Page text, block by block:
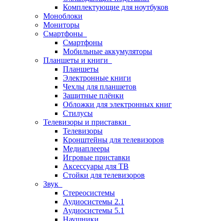
Комплектующие для ноутбуков
Моноблоки
Мониторы
Смартфоны
Смартфоны
Мобильные аккумуляторы
Планшеты и книги
Планшеты
Электронные книги
Чехлы для планшетов
Защитные плёнки
Обложки для электронных книг
Стилусы
Телевизоры и приставки
Телевизоры
Кронштейны для телевизоров
Медиаплееры
Игровые приставки
Аксессуары для ТВ
Стойки для телевизоров
Звук
Стереосистемы
Аудиосистемы 2.1
Аудиосистемы 5.1
Наушники